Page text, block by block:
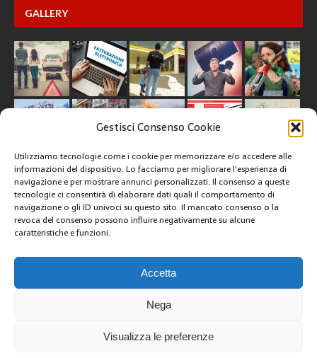
Gestisci Consenso Cookie
Utilizziamo tecnologie come i cookie per memorizzare e/o accedere alle
informazioni del dispositivo. Lo facciamo per migliorare l'esperienza di
navigazione e per mostrare annunci personalizzati. Il consenso a queste
tecnologie ci consentirà di elaborare dati quali il comportamento di
navigazione o gli ID univoci su questo sito. Il mancato consenso o la
revoca del consenso possono influire negativamente su alcune
caratteristiche e funzioni.
Accetta
Nega
Visualizza le preferenze
GALLERY
CREATIVE COMMONS
Questa opera è concessa in licenza con i termini